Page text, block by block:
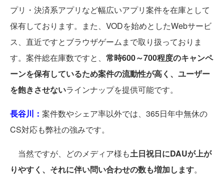
プリ・決済系アプリなど幅広いアプリ案件を在庫として
保有しております。また、VODを始めとしたWebサービ
ス、直近ですとブラウザゲームまで取り扱っておりま
す。案件総在庫数ですと、 常時600～700程度のキャンペ
ーンを保有しているため案件の流動性が高く、ユーザー
を飽きさせないラインナップを提供可能です。
長谷川： 案件数やシェア率以外では、365日年中無休の
CS対応も弊社の強みです。
当然ですが、どのメディア様も土日祝日にDAUが上が
りやすく、それに伴い問い合わせの数も増加します。